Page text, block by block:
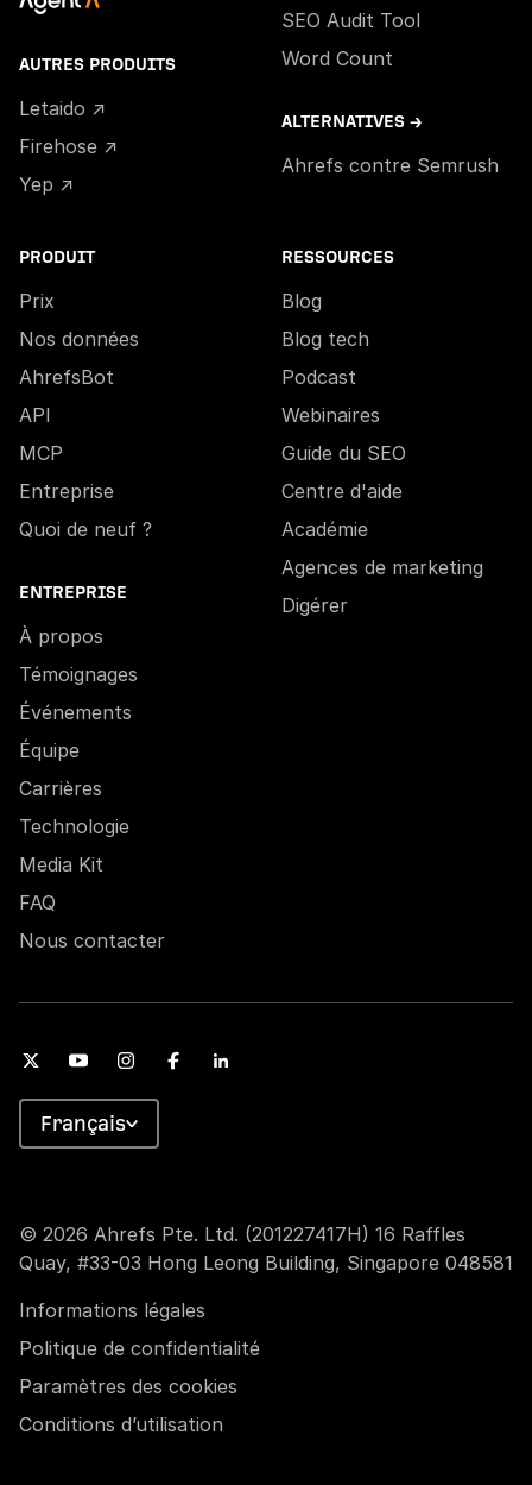
AUTRES PRODUITS
Letaido ↗
Firehose ↗
Yep ↗
SEO Audit Tool
Word Count
ALTERNATIVES →
Ahrefs contre Semrush
PRODUIT
Prix
Nos données
AhrefsBot
API
MCP
Entreprise
Quoi de neuf ?
ENTREPRISE
À propos
Témoignages
Événements
Équipe
Carrières
Technologie
Media Kit
FAQ
Nous contacter
RESSOURCES
Blog
Blog tech
Podcast
Webinaires
Guide du SEO
Centre d'aide
Académie
Agences de marketing
Digérer
© 2026 Ahrefs Pte. Ltd. (201227417H) 16 Raffles
Quay, #33-03 Hong Leong Building, Singapore 048581
Informations légales
Politique de confidentialité
Paramètres des cookies
Conditions d’utilisation
Français